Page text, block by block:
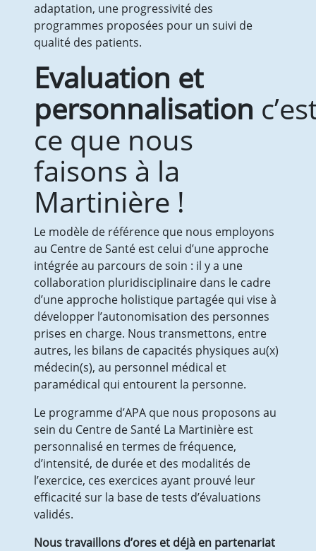
adaptation, une progressivité des
programmes proposées pour un suivi de
qualité des patients.
Evaluation et
personnalisation
ce que nous
faisons à la
Martinière !
Le modèle de référence que nous employons
au Centre de Santé est celui d’une approche
intégrée au parcours de soin : il y a une
collaboration pluridisciplinaire dans le cadre
d’une approche holistique partagée qui vise à
développer l’autonomisation des personnes
prises en charge. Nous transmettons, entre
autres, les bilans de capacités physiques au(x)
médecin(s), au personnel médical et
paramédical qui entourent la personne.
Le programme d’APA que nous proposons au
sein du Centre de Santé La Martinière est
personnalisé en termes de fréquence,
d’intensité, de durée et des modalités de
l’exercice, ces exercices ayant prouvé leur
efficacité sur la base de tests d’évaluations
validés.
Nous travaillons d’ores et déjà en partenariat